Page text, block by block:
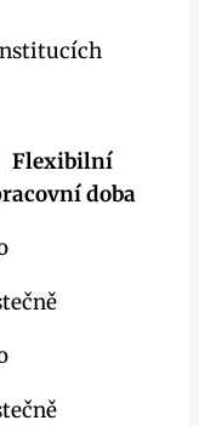
Flexibilní
doba